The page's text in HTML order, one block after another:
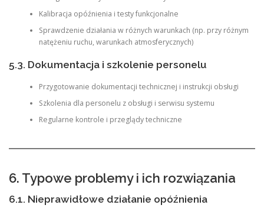
Kalibracja opóźnienia i testy funkcjonalne
Sprawdzenie działania w różnych warunkach (np. przy różnym
natężeniu ruchu, warunkach atmosferycznych)
5.3. Dokumentacja i szkolenie personelu
Przygotowanie dokumentacji technicznej i instrukcji obsługi
Szkolenia dla personelu z obsługi i serwisu systemu
Regularne kontrole i przeglądy techniczne
6. Typowe problemy i ich rozwiązania
6.1. Nieprawidłowe działanie opóźnienia